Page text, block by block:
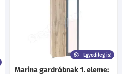
Egyedileg is!
Marina gardróbnak 1. eleme: